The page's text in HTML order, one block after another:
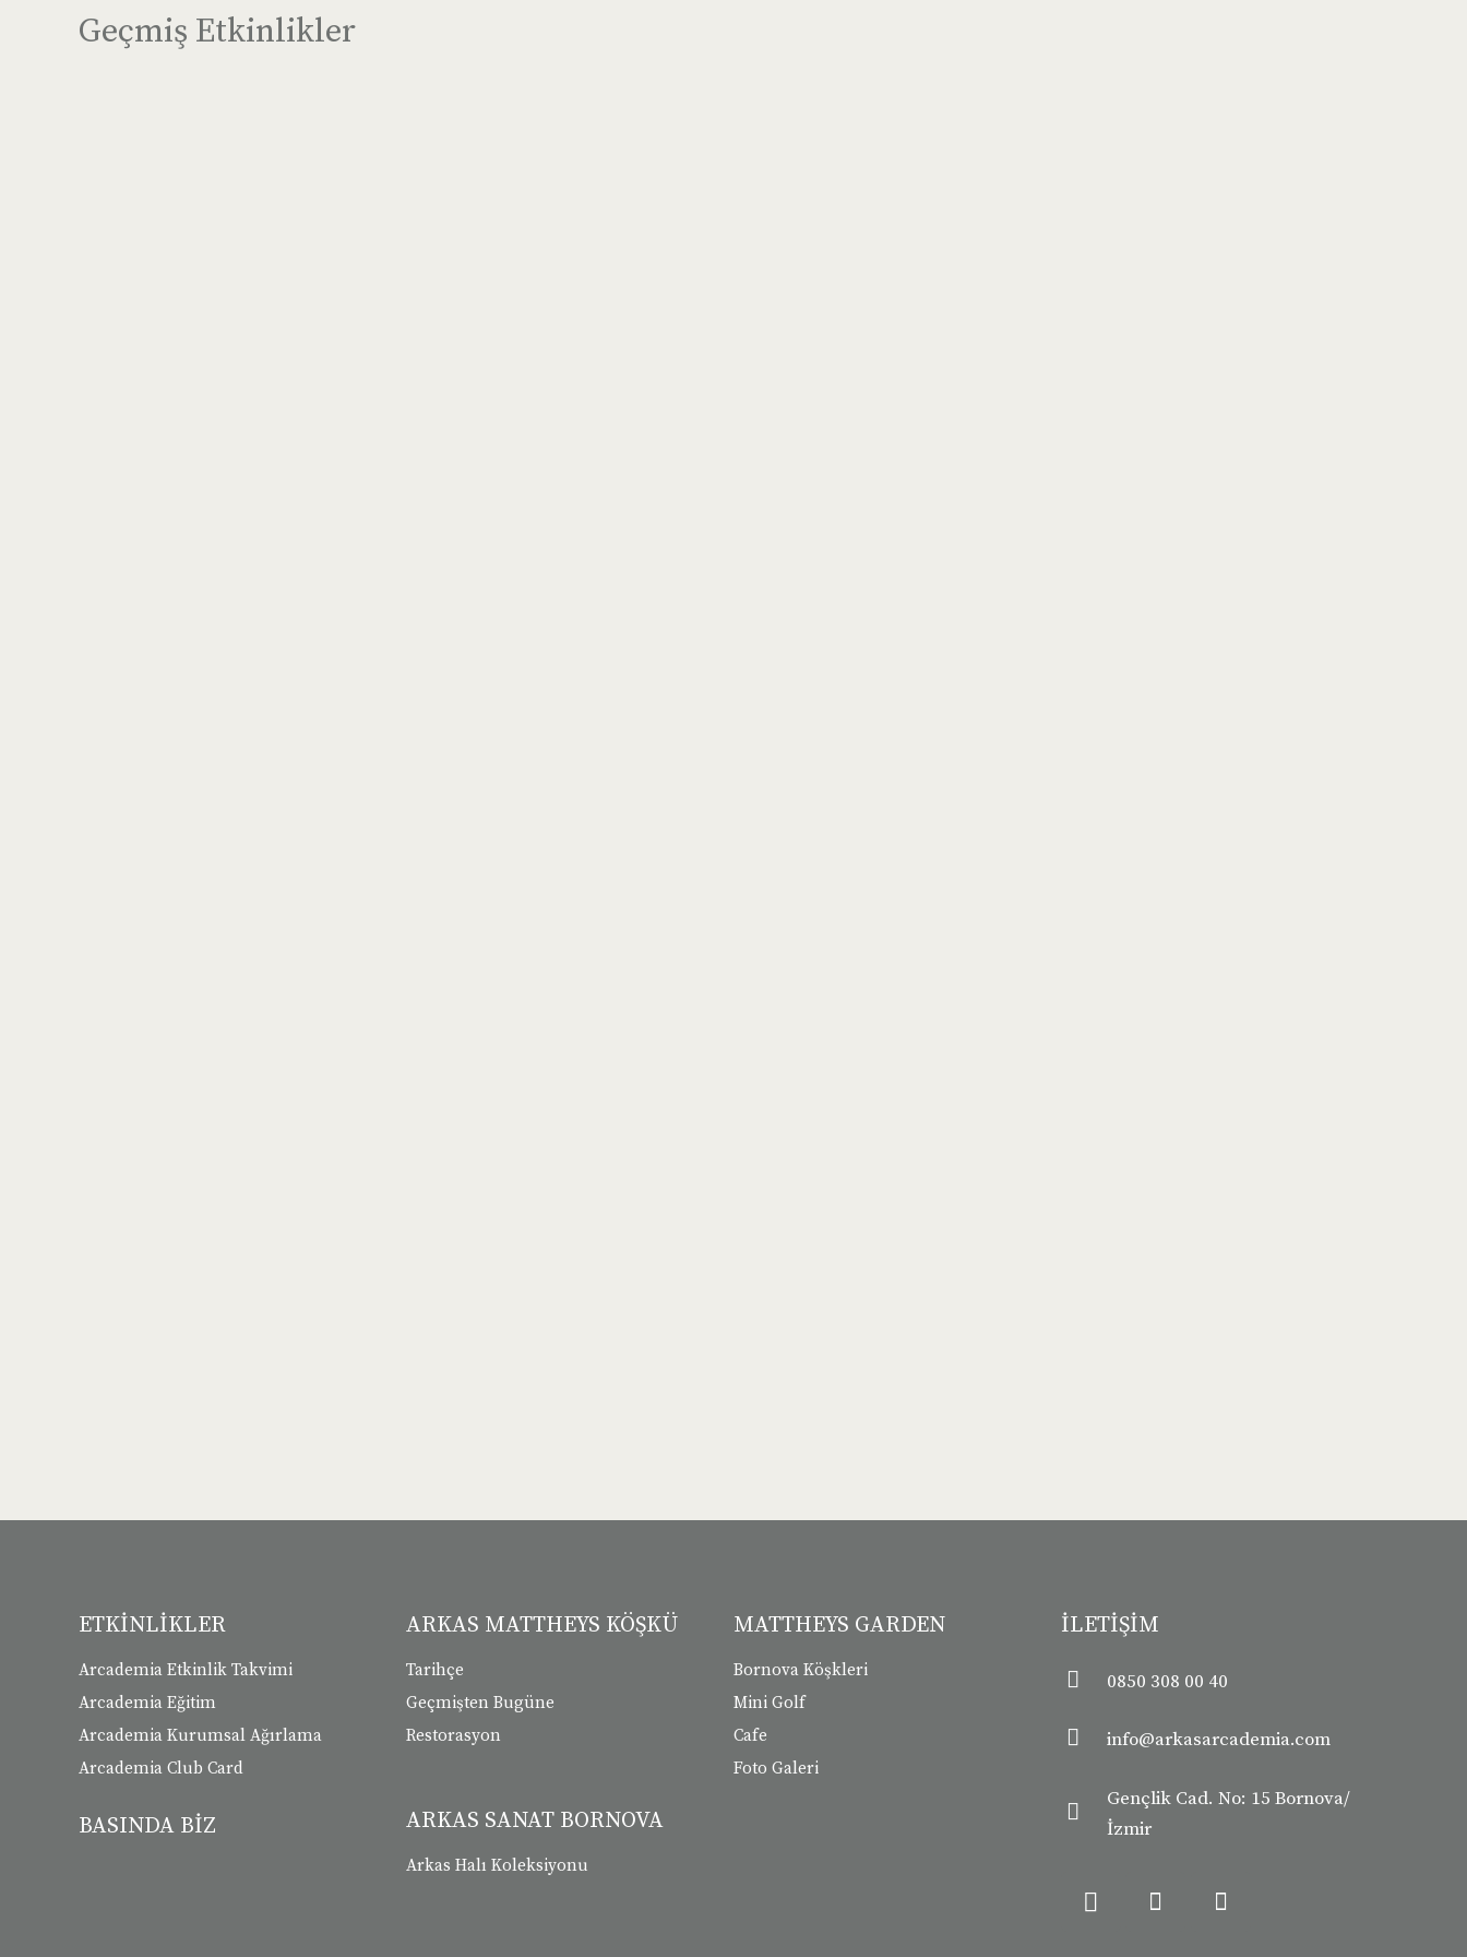
Geçmiş Etkinlikler
ETKİNLİKLER
Arcademia Etkinlik Takvimi
Arcademia Eğitim
Arcademia Kurumsal Ağırlama
Arcademia Club Card
BASINDA BİZ
ARKAS MATTHEYS KÖŞKÜ
Tarihçe
Geçmişten Bugüne
Restorasyon
ARKAS SANAT BORNOVA
Arkas Halı Koleksiyonu
MATTHEYS GARDEN
Bornova Köşkleri
Mini Golf
Cafe
Foto Galeri
İLETİŞİM
0850 308 00 40
info@arkasarcademia.com
Gençlik Cad. No: 15 Bornova/
İzmir